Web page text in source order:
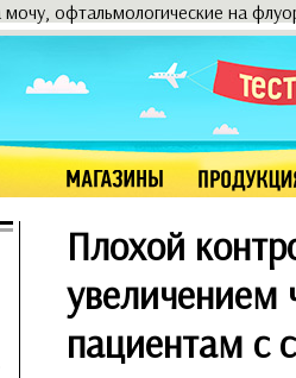
мочу, офтальмологические на
Плохой
увеличением
пациентам с